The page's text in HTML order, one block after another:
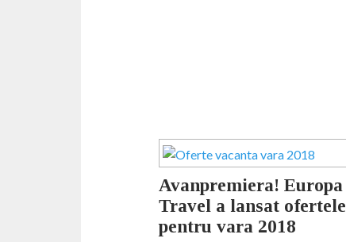
Avanpremiera! Europa
Travel a lansat ofertele
pentru vara 2018